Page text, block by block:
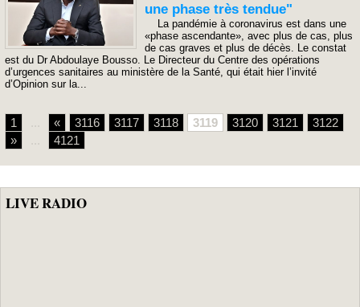
une phase très tendue"
La pandémie à coronavirus est dans une
«phase ascendante», avec plus de cas, plus
de cas graves et plus de décès. Le constat
est du Dr Abdoulaye Bousso. Le Directeur du Centre des opérations
d’urgences sanitaires au ministère de la Santé, qui était hier l’invité
d’Opinion sur la...
1 « 3116 3117 3118 3119 3120 3121
3122
»
4121
LIVE RADIO